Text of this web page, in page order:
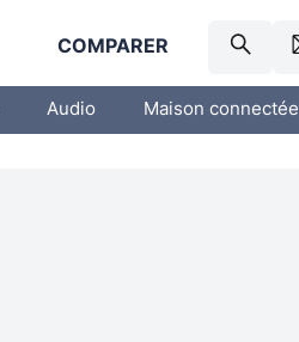
COMPARER
Audio Maison connectée